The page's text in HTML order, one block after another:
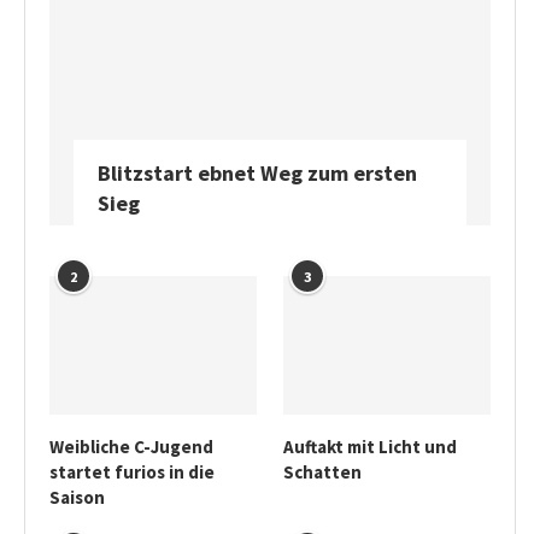
Blitzstart ebnet Weg zum ersten
Sieg
2
Weibliche C-Jugend
startet furios in die
Saison
3
Auftakt mit Licht und
Schatten